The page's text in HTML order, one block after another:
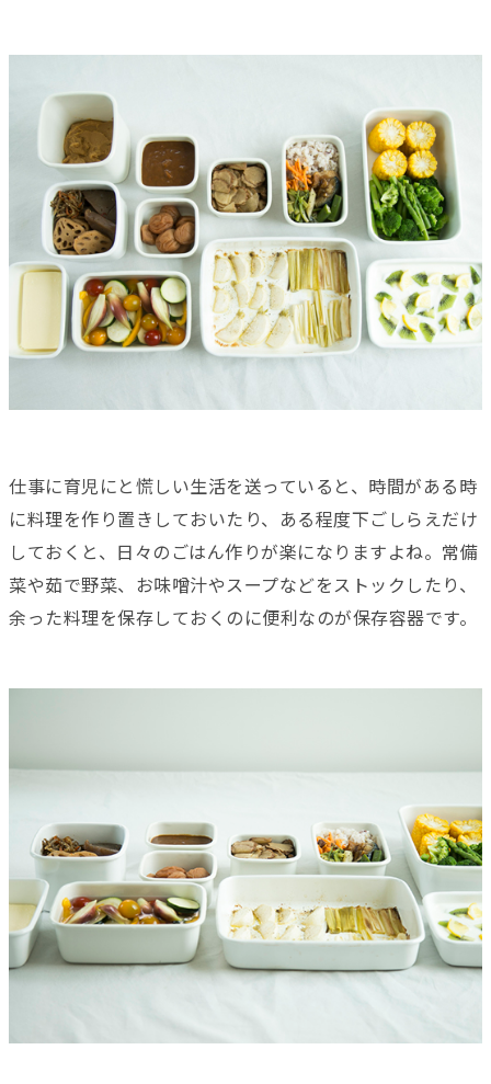
仕事に育児にと慌しい生活を送っていると、時間がある時
に料理を作り置きしておいたり、ある程度下ごしらえだけ
しておくと、日々のごはん作りが楽になりますよね。常備
菜や茹で野菜、お味噌汁やスープなどをストックしたり、
余った料理を保存しておくのに便利なのが保存容器です。